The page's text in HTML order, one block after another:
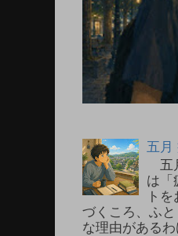
五月
五
は「
ト
づくころ、ふ
な理由がある